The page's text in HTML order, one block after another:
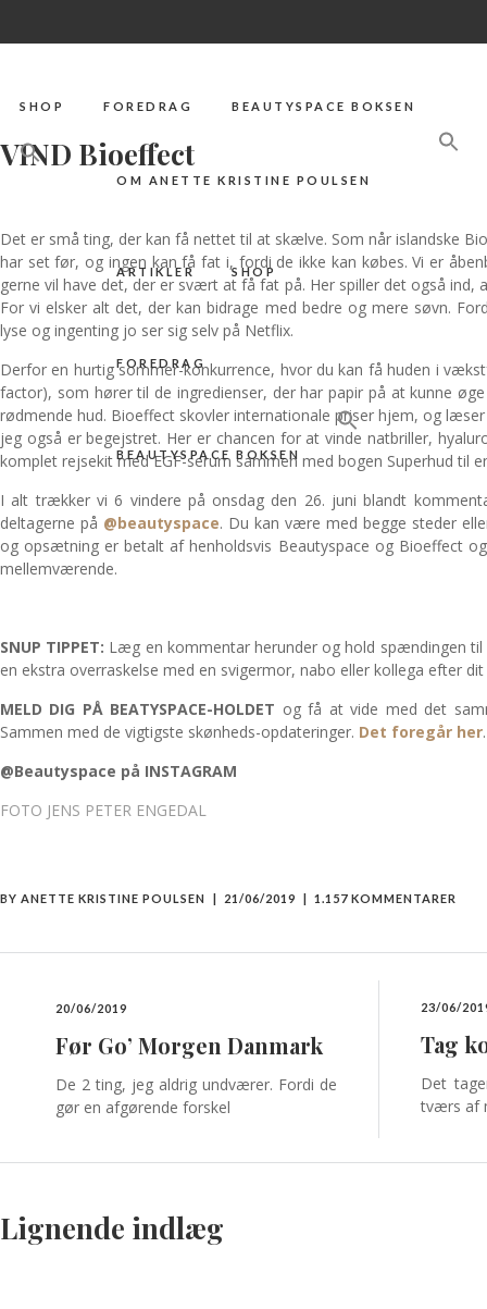
OM ANETTE KRISTINE POULSEN
ARTIKLER SHOP
FOREDRAG
BEAUTYSPACE BOKSEN
SHOP FOREDRAG BEAUTYSPACE BOKSEN
HUD
VIND Bioeffect
Det er små ting, der kan få nettet til at skælve. Som når islandske
har set før, og ingen kan få fat i, fordi de ikke kan købes. Vi er
gerne vil have det, der er svært at få fat på. Her spiller det også ind,
For vi elsker alt det, der kan bidrage med bedre og mere søvn.
lyse og ingenting jo ser sig selv på Netflix.
Derfor en hurtig sommer-konkurrence, hvor du kan få huden i
factor), som hører til de ingredienser, der har papir på at kunne
rødmende hud. Bioeffect skovler internationale priser hjem, og
jeg også er begejstret. Her er chancen for at vinde natbriller,
komplet rejsekit med EGF-serum sammen med bogen Superhud til
I alt trækker vi 6 vindere på onsdag den 26. juni blandt
deltagerne på @beautyspace. Du kan være med begge steder
og opsætning er betalt af henholdsvis Beautyspace og Bioeffect
mellemværende.
SNUP TIPPET: Læg en kommentar herunder og hold spændingen til
en ekstra overraskelse med en svigermor, nabo eller kollega efter dit
MELD DIG PÅ BEATYSPACE-HOLDET og få at vide med det
Sammen med de vigtigste skønheds-opdateringer. Det foregår her.
@Beautyspace på INSTAGRAM
FOTO JENS PETER ENGEDAL
BY ANETTE KRISTINE POULSEN 21/06/2019 1.157 KOMMENTARER
20/06/2019
Før Go’ Morgen Danmark
De 2 ting, jeg aldrig undværer. Fordi de
gør en afgørende forskel
23/06/
Tag
Det
tværs af
Lignende indlæg